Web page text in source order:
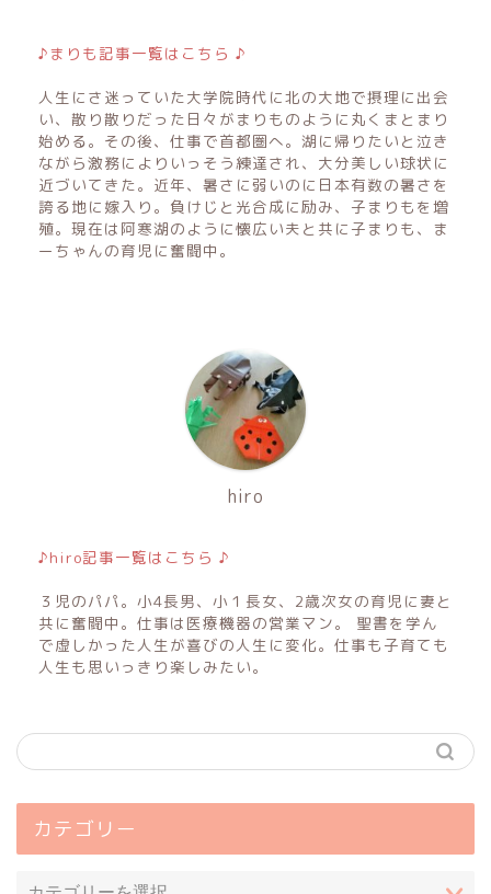
♪まりも記事一覧はこちら ♪
人生にさ迷っていた大学院時代に北の大地で摂理に出会
い、散り散りだった日々がまりものように丸くまとまり
始める。その後、仕事で首都圏へ。湖に帰りたいと泣き
ながら激務によりいっそう練達され、大分美しい球状に
近づいてきた。近年、暑さに弱いのに日本有数の暑さを
誇る地に嫁入り。負けじと光合成に励み、子まりもを増
殖。現在は阿寒湖のように懐広い夫と共に子まりも、ま
ーちゃんの育児に奮闘中。
hiro
♪hiro記事一覧はこちら ♪
３児のパパ。小4長男、小１長女、2歳次女の育児に妻と
共に奮闘中。仕事は医療機器の営業マン。 聖書を学ん
で虚しかった人生が喜びの人生に変化。仕事も子育ても
人生も思いっきり楽しみたい。
カテゴリー